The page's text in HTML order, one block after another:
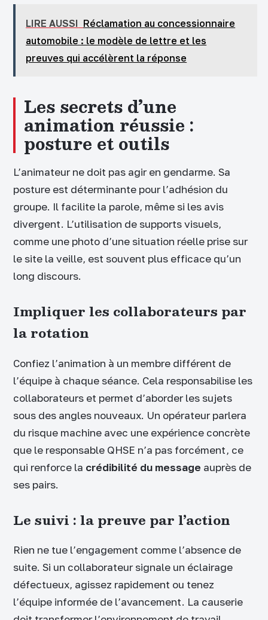
LIRE AUSSI Réclamation au concessionnaire
automobile : le modèle de lettre et les
preuves qui accélèrent la réponse
Les secrets d’une
animation réussie :
posture et outils
L’animateur ne doit pas agir en gendarme. Sa
posture est déterminante pour l’adhésion du
groupe. Il facilite la parole, même si les avis
divergent. L’utilisation de supports visuels,
comme une photo d’une situation réelle prise sur
le site la veille, est souvent plus efficace qu’un
long discours.
Impliquer les collaborateurs par
la rotation
Confiez l’animation à un membre différent de
l’équipe à chaque séance. Cela responsabilise les
collaborateurs et permet d’aborder les sujets
sous des angles nouveaux. Un opérateur parlera
du risque machine avec une expérience concrète
que le responsable QHSE n’a pas forcément, ce
qui renforce la crédibilité du message auprès de
ses pairs.
Le suivi : la preuve par l’action
Rien ne tue l’engagement comme l’absence de
suite. Si un collaborateur signale un éclairage
défectueux, agissez rapidement ou tenez
l’équipe informée de l’avancement. La causerie